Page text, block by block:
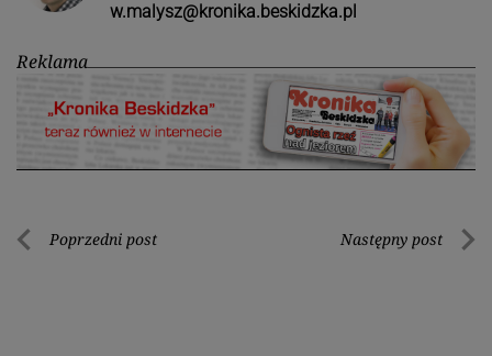
w.malysz@kronika.beskidzka.pl
Reklama
Nawigacja
Poprzedni post Następny post